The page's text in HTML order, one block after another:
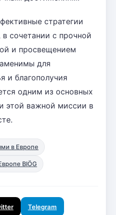
стратегии
сочетании с прочной
и просвещением
для
и благополучия
одним из основных
этой важной миссии в
в Европе
BIÖG
Telegram